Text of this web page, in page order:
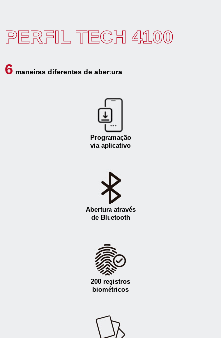
PERFIL TECH 4100
6 maneiras diferentes de abertura
Programação
via aplicativo
Abertura através
de Bluetooth
200 registros
biométricos